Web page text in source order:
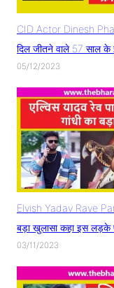
CID Actor Dinesh
दिल जीतने वाले 57 साल के
05/12/2023
Elvish Yadav Rave
बड़ा खुलासा कहा इस
03/11/2023